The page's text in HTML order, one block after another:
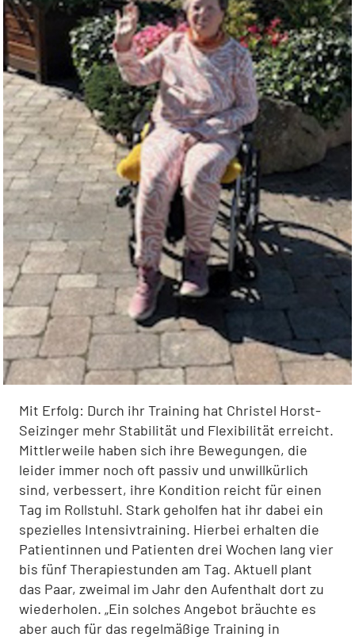
Mit Erfolg: Durch ihr Training hat Christel Horst-
Seizinger mehr Stabilität und Flexibilität erreicht.
Mittlerweile haben sich ihre Bewegungen, die
leider immer noch oft passiv und unwillkürlich
sind, verbessert, ihre Kondition reicht für einen
Tag im Rollstuhl. Stark geholfen hat ihr dabei ein
spezielles Intensivtraining. Hierbei erhalten die
Patientinnen und Patienten drei Wochen lang vier
bis fünf Therapiestunden am Tag. Aktuell plant
das Paar, zweimal im Jahr den Aufenthalt dort zu
wiederholen. „Ein solches Angebot bräuchte es
aber auch für das regelmäßige Training in